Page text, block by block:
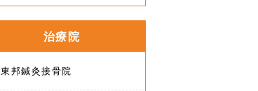
治療院
東邦鍼灸接骨院